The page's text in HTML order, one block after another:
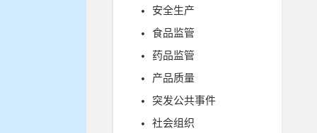
安全生产
食品监管
药品监管
产品质量
突发公共事件
社会组织